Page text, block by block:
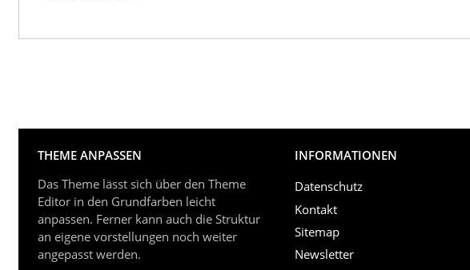
THEME ANPASSEN
Das Theme lässt sich über den Theme
Editor in den Grundfarben leicht
anpassen. Ferner kann auch die Struktur
an eigene vorstellungen noch weiter
angepasst werden.
INFORMATIONEN
Datenschutz
Kontakt
Sitemap
Newsletter